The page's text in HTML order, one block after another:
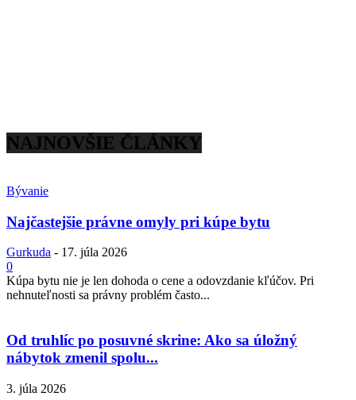
NAJNOVŠIE ČLÁNKY
Bývanie
Najčastejšie právne omyly pri kúpe bytu
Gurkuda - 17. júla 2026
0
Kúpa bytu nie je len dohoda o cene a odovzdanie kľúčov. Pri
nehnuteľnosti sa právny problém často...
Od truhlíc po posuvné skrine: Ako sa úložný
nábytok zmenil spolu...
3. júla 2026